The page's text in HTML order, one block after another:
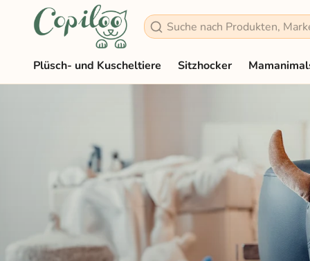
Suchen
Plüsch- und Kuscheltiere Sitzhocker